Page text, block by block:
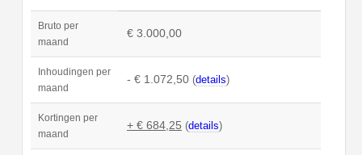
Bruto per
maand
€ 3.000,00
Inhoudingen per
maand
- € 1.072,50 (details)
Kortingen per
maand
+ € 684,25 (details)